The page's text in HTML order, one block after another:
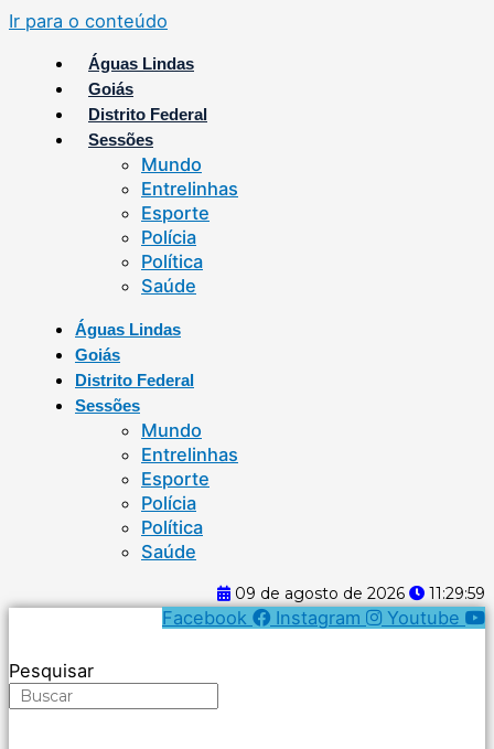
Ir para o conteúdo
Águas Lindas
Goiás
Distrito Federal
Sessões
Mundo
Entrelinhas
Esporte
Polícia
Política
Saúde
Águas Lindas
Goiás
Distrito Federal
Sessões
Mundo
Entrelinhas
Esporte
Polícia
Política
Saúde
09 de agosto de 2026 11:29:59
Facebook Instagram Youtube
Pesquisar